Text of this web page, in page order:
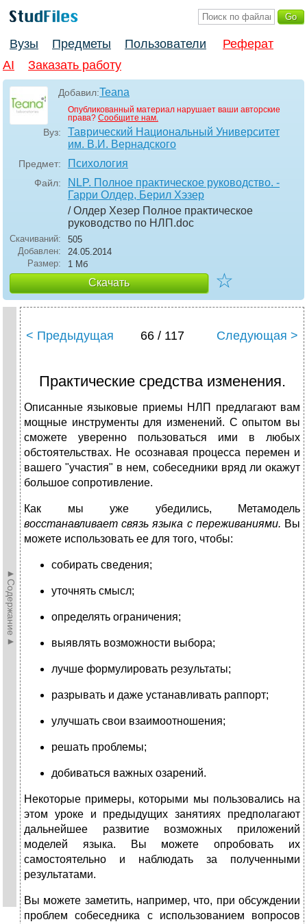
Вузы Предметы Пользователи
Реферат
AI
Заказать работу
Добавил:Teana
Опубликованный материал нарушает ваши авторские
права? Сообщите нам.
Вуз:
Таврический Национальный Университет
им. В.И. Вернадского
Предмет: Психология
Файл:
NLP. Полное практическое руководство. -
Гарри Олдер, Берил Хэзер
/ Олдер Хезер Полное практическое
руководство по НЛП .doc
Скачиваний:
505
Добавлен:
24.05.2014
Размер:
1 Мб
Скачать ☆
►Содержание►
< Предыдущая 66 / 117 Следующая >
Практические средства изменения.
Описанные языковые приемы НЛП предлагают вам
мощные инструменты для изменений. С опытом вы
сможете уверенно пользоваться ими в любых
обстоятельствах. Не осознавая процесса перемен и
вашего "участия" в нем, собеседники вряд ли окажут
большое сопротивление.
Как мы уже убедились, Метамодель
восстанавливает связь языка с переживаниями. Вы
можете использовать ее для того, чтобы:
собирать сведения;
уточнять смысл;
определять ограничения;
выявлять возможности выбора;
лучше формулировать результаты;
разрывать и даже устанавливать раппорт;
улучшать свои взаимоотношения;
решать проблемы;
добиваться важных озарений.
Некоторые примеры, которыми мы пользовались на
этом уроке и предыдущих занятиях предполагают
дальнейшее развитие возможных приложений
моделей языка. Вы можете опробовать их
самостоятельно и наблюдать за полученными
результатами.
Вы можете заметить, например, что, при обсуждении
проблем собеседника с использованием вопросов